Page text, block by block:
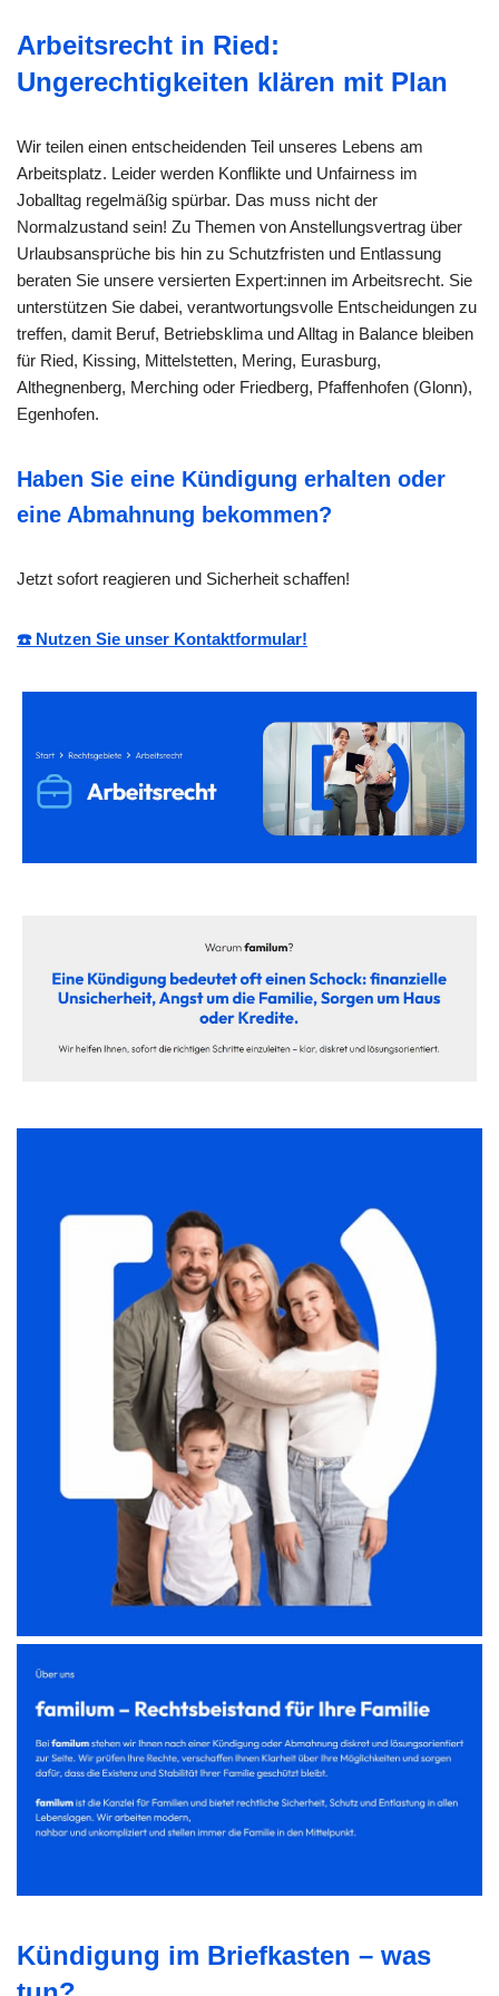
Arbeitsrecht in Ried:
Ungerechtigkeiten klären mit Plan
Wir teilen einen entscheidenden Teil unseres Lebens am
Arbeitsplatz. Leider werden Konflikte und Unfairness im
Joballtag regelmäßig spürbar. Das muss nicht der
Normalzustand sein! Zu Themen von Anstellungsvertrag über
Urlaubsansprüche bis hin zu Schutzfristen und Entlassung
beraten Sie unsere versierten Expert:innen im Arbeitsrecht. Sie
unterstützen Sie dabei, verantwortungsvolle Entscheidungen zu
treffen, damit Beruf, Betriebsklima und Alltag in Balance bleiben
für Ried, Kissing, Mittelstetten, Mering, Eurasburg,
Althegnenberg, Merching oder Friedberg, Pfaffenhofen (Glonn),
Egenhofen.
Haben Sie eine Kündigung erhalten oder
eine Abmahnung bekommen?
Jetzt sofort reagieren und Sicherheit schaffen!
☎️ Nutzen Sie unser Kontaktformular!
Kündigung im Briefkasten – was